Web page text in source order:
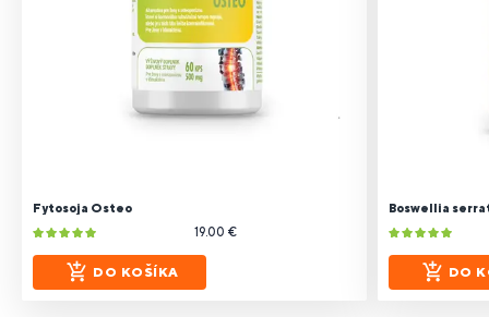
Fytosoja Osteo
19.00 €
DO KOŠÍKA
Boswellia
DO